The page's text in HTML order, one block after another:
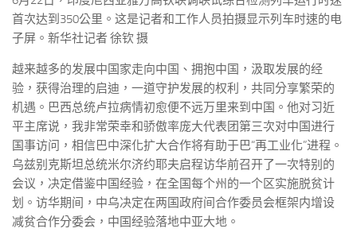
首次达到350公里。这是记者和工作人员拍摄显示列车时速的电
子屏。新华社记者 徐钦 摄
越来越多的发展中国家走向中国、拥抱中国，汲取发展的经
验，获得治理的启迪，一道守护发展的权利，共同分享繁荣的
机遇。巴西总统卢拉病情初愈便不远万里来到中国。他对习近
平主席说，我非常荣幸和骄傲率庞大代表团第三次对中国进行
国事访问，相信巴中深化扩大合作将有助于巴“再工业化”进程。
乌兹别克斯坦总统米尔济约耶夫启程访华前召开了一次特别的
会议，决定借鉴中国经验，在全国每个州的一个区实施脱贫计
划。访华期间，中乌决定在两国政府间合作委员会框架内增设
减贫合作分委会，中国经验落地中亚大地。